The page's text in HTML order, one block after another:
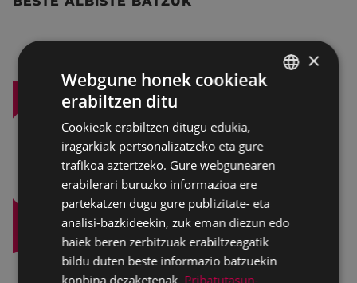
×
Webgune honek cookieak
erabiltzen ditu
Cookieak erabiltzen ditugu edukia,
iragarkiak pertsonalizatzeko eta gure
trafikoa aztertzeko. Gure webgunearen
erabilerari buruzko informazioa ere
partekatzen dugu gure publizitate- eta
analisi-bazkideekin, zuk eman diezun edo
haiek beren zerbitzuak erabiltzeagatik
bildu duten beste informazio batzuekin
konbina dezaketenak. Pribatutasun-